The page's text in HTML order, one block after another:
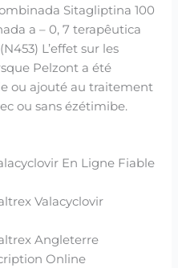
Sitagliptina 100
a – 0, 7 terapêutica
L’effet sur les
Pelzont a été
ou ajouté au traitement
ou sans ézétimibe.
En Ligne Fiable
Valacyclovir
Angleterre
Online